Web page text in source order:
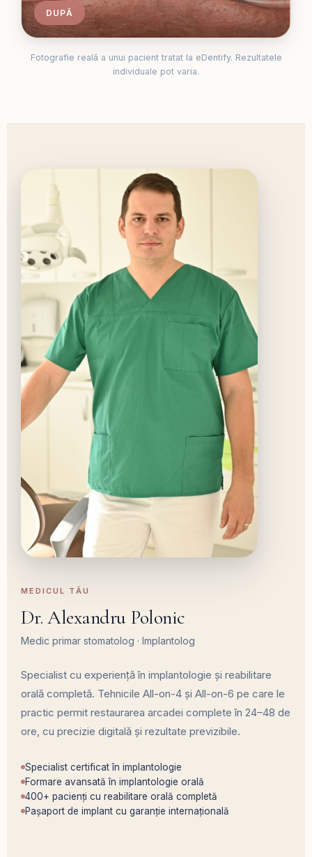
DUPĂ
Fotografie reală a unui pacient tratat la eDentify. Rezultatele
individuale pot varia.
MEDICUL TĂU
Dr. Alexandru Polonic
Medic primar stomatolog · Implantolog
Specialist cu experiență în implantologie și reabilitare
orală completă. Tehnicile All-on-4 și All-on-6 pe care le
practic permit restaurarea arcadei complete în 24–48 de
ore, cu precizie digitală și rezultate previzibile.
Specialist certificat în implantologie
Formare avansată în implantologie orală
400+ pacienți cu reabilitare orală completă
Pașaport de implant cu garanție internațională